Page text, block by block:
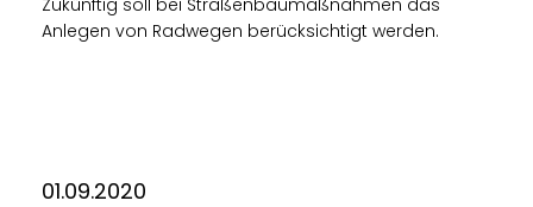
Anlegen von Radwegen berücksichtigt werden.
01.09.2020